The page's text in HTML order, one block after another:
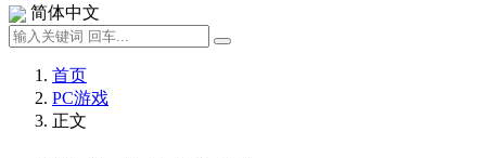
简体中文
首页
PC游戏
正文